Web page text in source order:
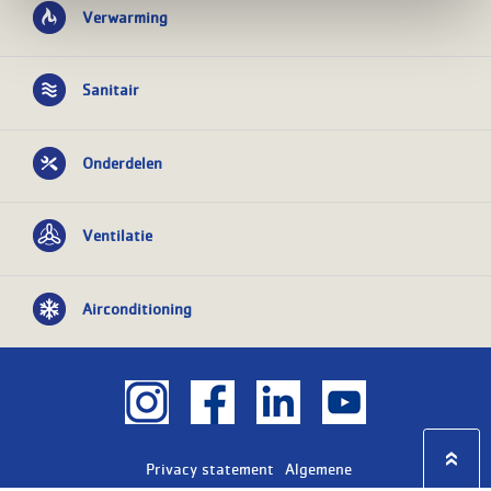
Verwarming
Sanitair
Onderdelen
Ventilatie
Airconditioning
Privacy statement Algemene